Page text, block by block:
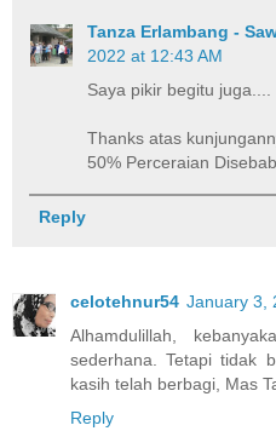
Tanza Erlambang -
2022 at 12:43 AM
Saya pikir begitu juga....
Thanks atas
50% Perceraian
Reply
celotehnur54 January 3,
Alhamdulillah,
sederhana. Tetapi tidak
kasih telah berbagi, Mas
Reply